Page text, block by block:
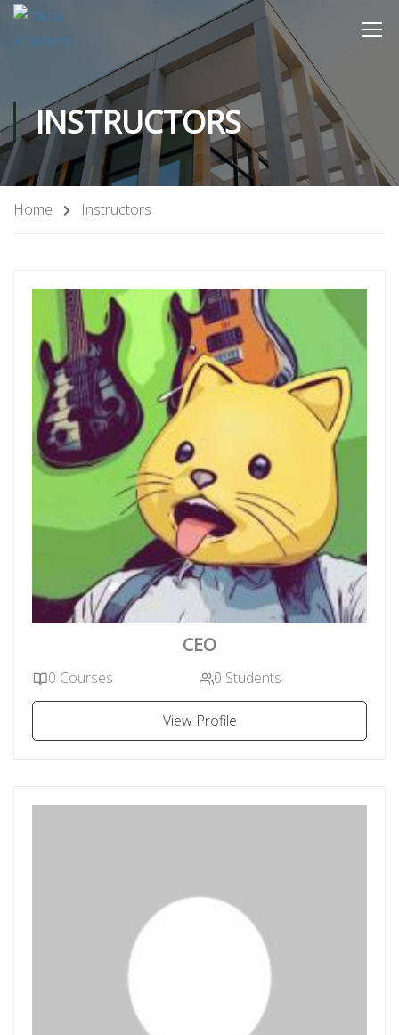
INSTRUCTORS
Home Instructors
CEO
0 Courses 0 Students
View Profile